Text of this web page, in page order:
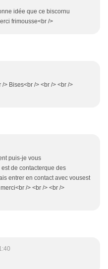
idée que ce biscornu
frimousse<br />
> Bises<br /> <br /> <br />
puis-je vous
de contacterque des
entrer en contact avec vousest
/> <br /> <br />